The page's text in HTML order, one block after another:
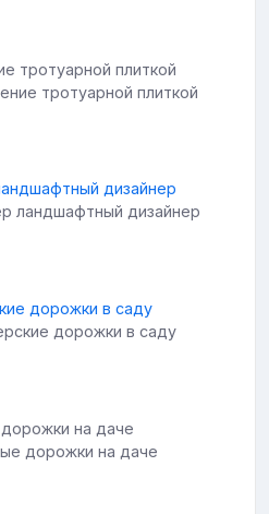
тротуарной плиткой
ландшафтный дизайнер
дорожки в саду
дорожки на даче